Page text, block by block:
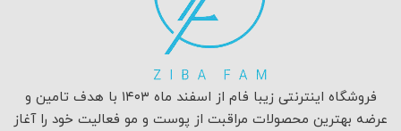
فروشگاه اینترنتی زیبا فام از اسفند ماه ۱۴۰۳ با هدف تامین و
عرضه بهترین محصولات مراقبت از پوست و مو فعالیت خود را آغاز